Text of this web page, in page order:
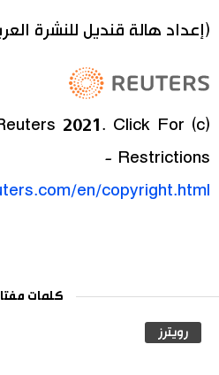
(إعداد هالة قنديل للنشرة
Reuters 2021. Click For
Restrictions -
en/copyright.html
كلمات
رويترز